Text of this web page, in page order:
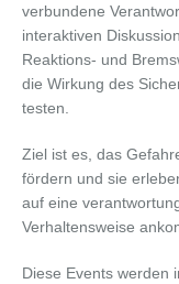
verbundene
interaktiven
Reaktions- und
die Wirkung des
testen.
Ziel ist es, das
fördern und sie
auf eine
Verhaltensweise
Diese Events werden